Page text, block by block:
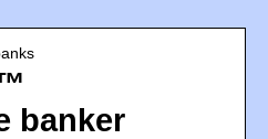
banker